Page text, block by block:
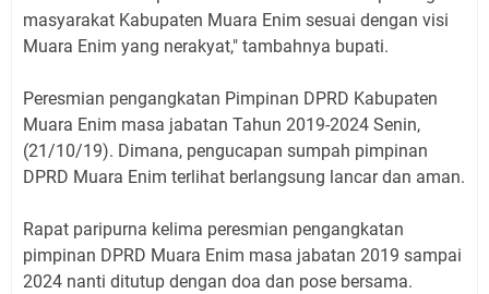
masyarakat Kabupaten Muara Enim sesuai dengan visi
Muara Enim yang nerakyat," tambahnya bupati.
Peresmian pengangkatan Pimpinan DPRD Kabupaten
Muara Enim masa jabatan Tahun 2019-2024 Senin,
(21/10/19). Dimana, pengucapan sumpah pimpinan
DPRD Muara Enim terlihat berlangsung lancar dan aman.
Rapat paripurna kelima peresmian pengangkatan
pimpinan DPRD Muara Enim masa jabatan 2019 sampai
2024 nanti ditutup dengan doa dan pose bersama.